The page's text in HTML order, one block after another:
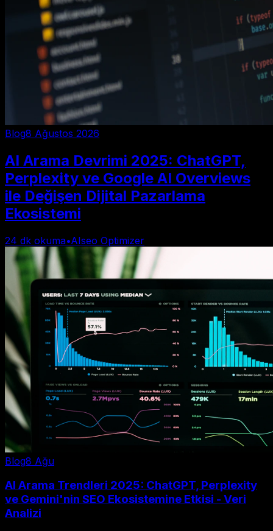
Blog8 Ağustos 2026
AI Arama Devrimi 2025: ChatGPT,
Perplexity ve Google AI Overviews
ile Değişen Dijital Pazarlama
Ekosistemi
24 dk okuma•AIseo Optimizer
Blog8 Ağu
AI Arama Trendleri 2025: ChatGPT, Perplexity
ve Gemini'nin SEO Ekosistemine Etkisi - Veri
Analizi